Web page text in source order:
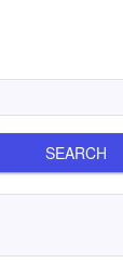
SEARCH